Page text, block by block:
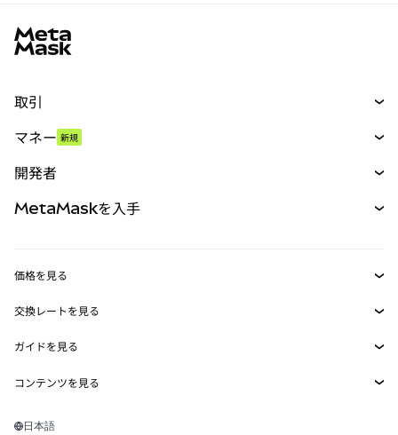
取引
パーペチュアル
RWA
マネー 新規
開発者
MetaMask Connect
Snaps
Web3サービス
MetaMaskを入手
セキュリティ
サポート
キャリア
価格を見る
イーサリアムの価格
Solanaの価格
Tetherの価格
交換レートを見る
ETH→USD
USDT→INR
ガイドを見る
ETHの購入
コンテンツを見る
Solanaウォレット
日本語